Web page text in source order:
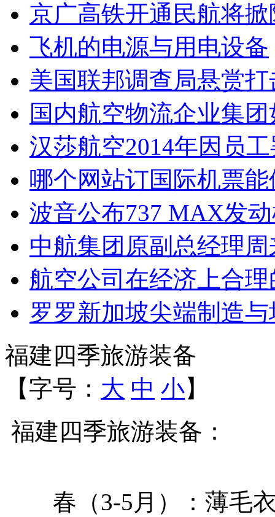
京广高铁开通民航将
飞机的电源与用电设备
美国联邦调查局悬赏
国内航空物流企业集
汉莎航空2014年因员
哪个网站订国际机票
波音公布737 MAX发
中航集团原副总经理
航空公司在经济上合
罗罗新加坡尖端制造
福建四季旅游装备
【字号： 大 中 小】
福建四季旅游装备：
春（3-5月）：薄毛衣